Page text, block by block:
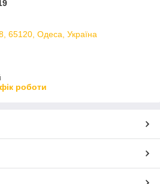
65120, Одеса, Україна
роботи